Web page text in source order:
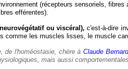
(récepteurs sensoriels, fibres
efférentes).
ou viscéral), c'est-à-dire
comme les muscles lisses, le muscle
de l'homéostasie, chère àClaude
mais aussi